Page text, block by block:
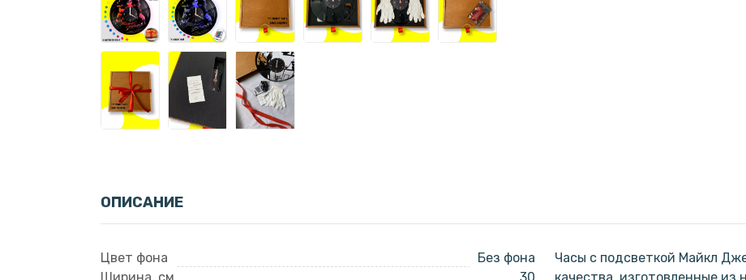
ОПИСАНИЕ
Цвет фона
Без фона
Ширина, см
30
Часы с подсветкой Майкл
качества, изготовленные